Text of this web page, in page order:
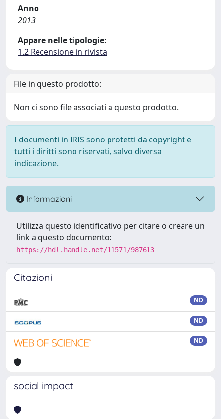
Anno
2013
Appare nelle tipologie:
1.2 Recensione in rivista
File in questo prodotto:
Non ci sono file associati a questo prodotto.
I documenti in IRIS sono protetti da copyright e
tutti i diritti sono riservati, salvo diversa
indicazione.
Informazioni
Utilizza questo identificativo per citare o creare un
link a questo documento:
https://hdl.handle.net/11571/987613
Citazioni
ND
ND
ND
social impact